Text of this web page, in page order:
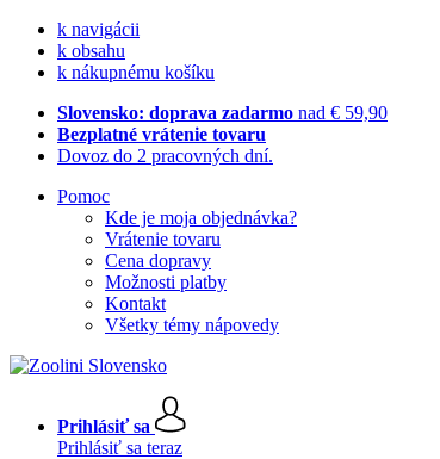
k navigácii
k obsahu
k nákupnému košíku
Slovensko: doprava zadarmo nad € 59,90
Bezplatné vrátenie tovaru
Dovoz do 2 pracovných dní.
Pomoc
Kde je moja objednávka?
Vrátenie tovaru
Cena dopravy
Možnosti platby
Kontakt
Všetky témy nápovedy
Prihlásiť sa
Prihlásiť sa teraz